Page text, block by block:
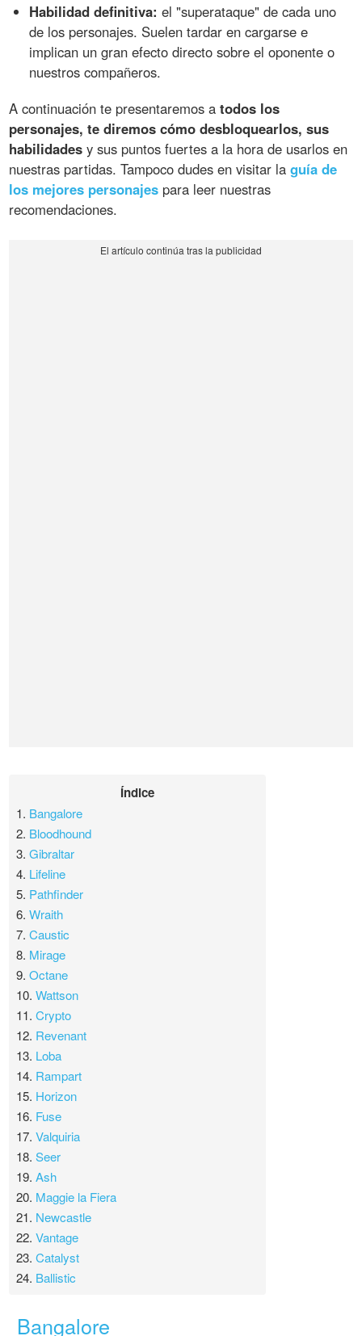
Habilidad definitiva: el "superataque" de cada uno
de los personajes. Suelen tardar en cargarse e
implican un gran efecto directo sobre el oponente o
nuestros compañeros.
A continuación te presentaremos atodos los
personajes, te diremos cómo desbloquearlos, sus
habilidades y sus puntos fuertes a la hora de usarlos en
nuestras partidas. Tampoco dudes en visitar laguía de
los mejores personajes para leer nuestras
recomendaciones.
Índice
1. Bangalore
2. Bloodhound
3.Gibraltar
4. Lifeline
5. Pathfinder
6.Wraith
7.Caustic
8. Mirage
9.Octane
10.Wattson
11.Crypto
12. Revenant
13. Loba
14. Rampart
15. Horizon
16. Fuse
17.Valquiria
18.Seer
19.Ash
20. Maggie la Fiera
21. Newcastle
22.Vantage
23.Catalyst
24. Ballistic
Bangalore